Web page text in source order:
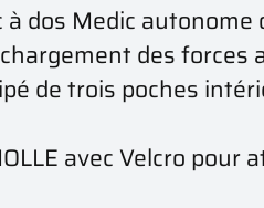
dos Medic
des forces
de trois poches
avec Velcro